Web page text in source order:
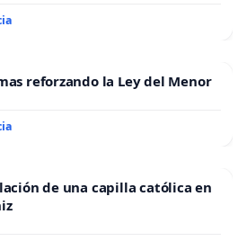
reforzando la Ley del Menor
de una capilla católica en